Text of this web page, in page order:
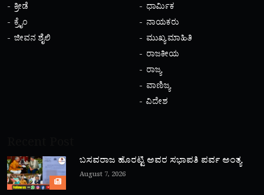
ಕ್ರೀಡೆ
ಕ್ರೈಂ
ಜೀವನ ಶೈಲಿ
ಧಾರ್ಮಿಕ
ನಾಯಕರು
ಮುಖ್ಯ ಮಾಹಿತಿ
ರಾಜಕೀಯ
ರಾಜ್ಯ
ವಾಣಿಜ್ಯ
ವಿದೇಶ
ಬಸವರಾಜ ಹೊರಟ್ಟಿ ಅವರ ಸಭಾಪತಿ ಪರ್ವ ಅಂತ್ಯ
August 7, 2026